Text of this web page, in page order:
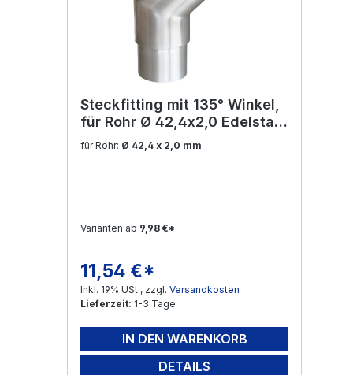
Steckfitting mit 135° Winkel,
für Rohr Ø 42,4x2,0 Edelstahl
V2A
für Rohr: Ø 42,4 x 2,0 mm
Varianten ab 9,98 €*
Regulärer Preis:
11,54 €*
Inkl. 19% USt., zzgl. Versandkosten
Lieferzeit: 1-3 Tage
IN DEN WARENKORB
DETAILS